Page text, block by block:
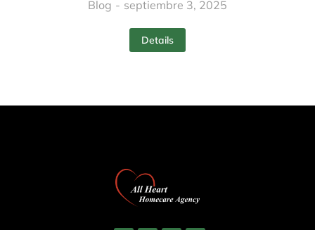
Blog septiembre 3, 2025
Details